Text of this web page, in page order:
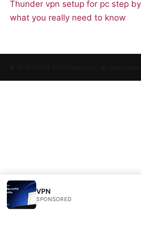
Thunder vpn setup for pc step
what you really need to know
VPN
SPONSORED